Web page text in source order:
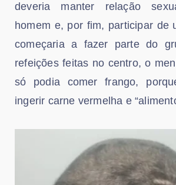
deveria manter relação
homem e, por fim, participar de
começaria a fazer parte do
refeições feitas no centro, o
só podia comer frango,
ingerir carne vermelha e